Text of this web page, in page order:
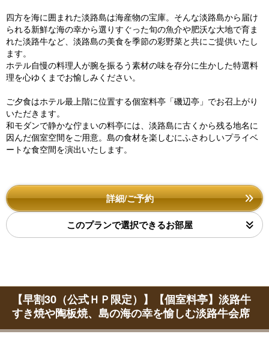
四方を海に囲まれた淡路島は海産物の宝庫。そんな淡路島から届け
られる新鮮な海の幸から選りすぐった旬の魚介や肥沃な大地で育ま
れた淡路牛など、淡路島の美食を季節の彩野菜と共にご提供いたし
ます。
ホテル自慢の料理人が腕を振るう素材の味を存分に生かした特選料
理を心ゆくまでお愉しみください。
ご夕食はホテル最上階に位置する個室料亭「磯辺亭」でお召上がり
いただきます。
和モダンで静かな佇まいの料亭には、淡路島に古くから残る地名に
因んだ個室空間をご用意。島の食材を楽しむにふさわしいプライベ
ートな食空間を演出いたします。
詳細/ご予約
このプランで選択できるお部屋
【早割30（公式ＨＰ限定）】【個室料亭】淡路牛
すき焼や陶板焼、島の海の幸を愉しむ淡路牛会席